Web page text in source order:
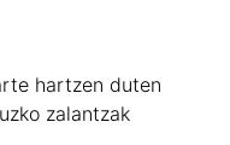
hartzen duten
zalantzak